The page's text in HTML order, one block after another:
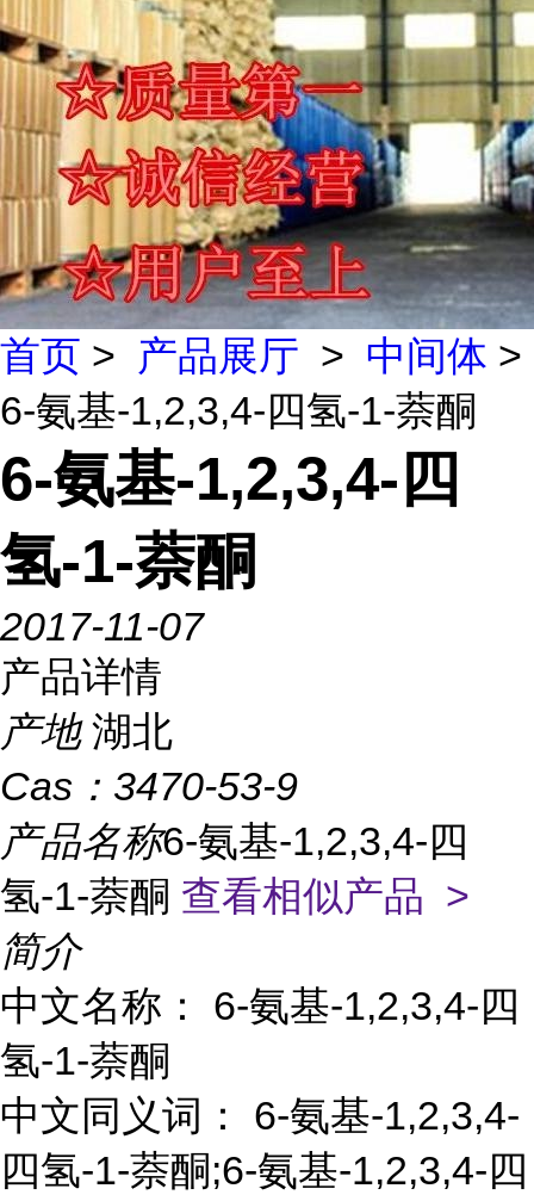
首页 > 产品展厅 > 中间体 >
6-氨基-1,2,3,4-四氢-1-萘酮
6-氨基-1,2,3,4-四
氢-1-萘酮
2017-11-07
产品详情
产地 湖北
Cas： 3470-53-9
产品名称6-氨基-1,2,3,4-四
氢-1-萘酮 查看相似产品 >
简介
中文名称： 6-氨基-1,2,3,4-四
氢-1-萘酮
中文同义词： 6-氨基-1,2,3,4-
四氢-1-萘酮;6-氨基-1,2,3,4-四